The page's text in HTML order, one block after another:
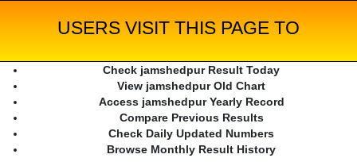
USERS VISIT THIS PAGE TO
Check jamshedpur Result Today
View jamshedpur Old Chart
Access jamshedpur Yearly Record
Compare Previous Results
Check Daily Updated Numbers
Browse Monthly Result History